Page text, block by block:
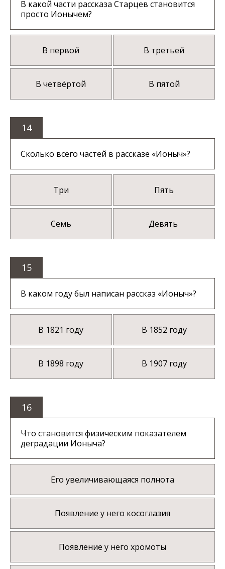
В какой части рассказа Старцев становится
просто Ионычем?
В первой В третьей
В четвёртой В пятой
14
Сколько всего частей в рассказе «Ионыч»?
Три Пять
Семь Девять
15
В каком году был написан рассказ «Ионыч»?
В 1821 году В 1852 году
В 1898 году В 1907 году
16
Что становится физическим показателем
деградации Ионыча?
Его увеличивающаяся полнота
Появление у него косоглазия
Появление у него хромоты